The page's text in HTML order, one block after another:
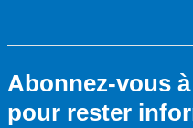
Abonnez-vous
pour rester